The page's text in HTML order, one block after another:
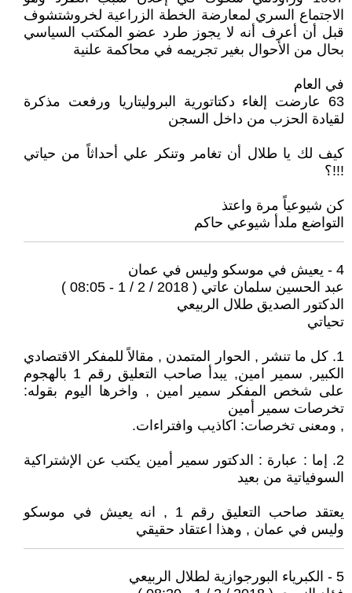
الاجتماع السري لمعارضة الخطة الزراعية لخروشتشوف
قبل أن أعرف أنه لا يجوز طرد عضو المكتب السياسي
بحال من الأحوال بغير تجريمه في محاكمة علنية
في العام
63 عارضت إلغاء دكتاتورية البروليتاريا ورفعت مذكرة
لقيادة الحزب من داخل السجن
كيف لك يا طلال أن تغامر وتنكر علي أحداثاً من حياتي
!!!؟
كن شيوعياً مرة واعتذ
التواضع ملدأ شيوعي حاكم
4 - يعيش في موسكو وليس في عمان
عبد الحسين سلمان عاتي ( 2018 / 2 / 1 - 08:05 )
الدكتور الصديق طلال الربيعي
تحياتي
1. كل ما تنشر , الحوار المتمدن , مقالاً للمفكر الاقتصادي
الكبير, سمير امين, يبدأ صاحب التعليق رقم 1 بالهجوم
على شخص المفكر سمير امين , واخرها اليوم بقوله:
تخرصات سمير أمين
, ومعنى تخرصات: اكاذيب وافتراءات.
2. إما : عبارة : الدكتور سمير أمين يكتب عن الإشتراكية
السوفياتية من بعيد
يعتقد صاحب التعليق رقم 1 , انه يعيش في موسكو
وليس في عمان , وهذا اعتقاد حقيقي
5 - الكبرياء البورجوازية لطلال الربيعي